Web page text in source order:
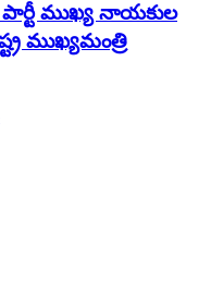
పార్టీ ముఖ్య నాయకుల
ముఖ్యమంత్రి